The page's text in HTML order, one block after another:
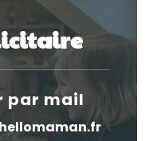
par mail